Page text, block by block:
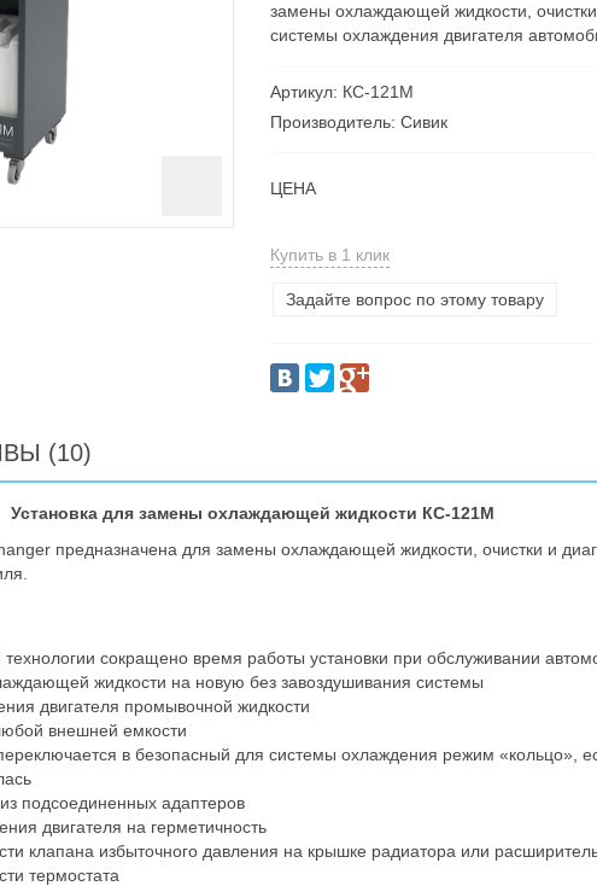
замены охлаждающей жидкости, очистки
системы охлаждения двигателя
Артикул: КС-121М
Производитель: Сивик
ЦЕНА
Купить в 1 клик
Задайте вопрос по этому товару
(10)
Установка для замены охлаждающей жидкости КС-121М
предназначена для замены охлаждающей жидкости, очистки и
сокращено время работы установки при обслуживании
жидкости на новую без завоздушивания системы
двигателя промывочной жидкости
внешней емкости
в безопасный для системы охлаждения режим «кольцо»,
подсоединенных адаптеров
двигателя на герметичность
клапана избыточного давления на крышке радиатора или
термостата